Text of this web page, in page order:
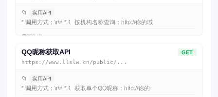
📁 实用API
* 调用方式：\r\n * 1. 按机构名称查询：http://你的域
👁️231 次
QQ昵称获取API GET
https://www.llslw.cn/public/...
📁 实用API
* 调用方式：\r\n * 1. 获取单个QQ昵称：http://你的